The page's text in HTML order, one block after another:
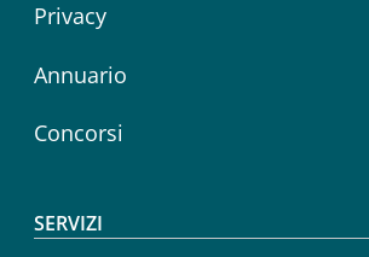
Privacy
Annuario
Concorsi
SERVIZI